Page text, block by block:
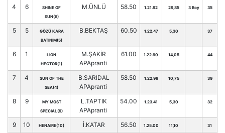
4 6
SHINE OF
SUN(6)
M.ÜNLÜ 58.50 1.21.92 29,85 3 Boy 35
5 5
GÖZÜ KARA
BATINIM(5)
B.BEKTAŞ 60.50 1.22.47 5,30 37
6 1
LION
HECTOR(1)
M.ŞAKİR
APApranti
61.00 1.22.90 14,05 44
7 4
SUN OF THE
SEA(4)
B.SARIDAL
APApranti
58.50 1.22.98 10,75 39
8 9
MY MOST
SPECIAL(9)
L.TAPTIK
APApranti
54.00 1.23.41 5,30 32
9 10 HENAIRE(10) İ.KATAR 56.50 1.25.00 11,10 31